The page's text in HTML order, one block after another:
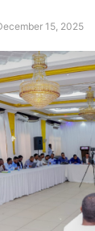
15, 2025